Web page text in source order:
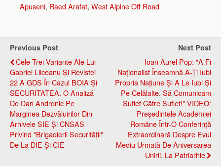
Apuseni, Raed Arafat, West Alpine Off Road
Previous Post
Cele Trei Variante Ale Lui
Gabriel Liiceanu Și Revistei
22 A GDS În Cazul BOIA Și
SECURITATEA. O Analiză
De Dan Andronic Pe
Marginea Dezvăluirilor Din
Arhivele SIE Și CNSAS
Privind "Brigadierii Securității"
De La DIE Și CIE
Next Post
Ioan Aurel Pop: "A Fi
Naționalist Înseamnă A-Ți Iubi
Propria Națiune Și A Le Iubi Și
Pe Celălalte. Să Comunicam
Suflet Către Suflet!" VIDEO:
Președintele Academiei
Române Într-O Conferință
Extraordinară Despre Evul
Mediu Urmată De Aniversarea
Unirii, La Patriarhie